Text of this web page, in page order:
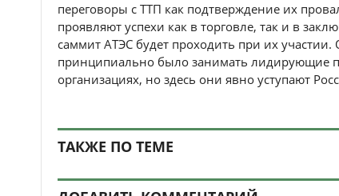
переговоры с ТТП как подтверждение их
проявляют успехи как в торговле, так и в
саммит АТЭС будет проходить при их
принципиально было занимать лидирующие
организациях, но здесь они явно уступают
ТАКЖЕ ПО ТЕМЕ